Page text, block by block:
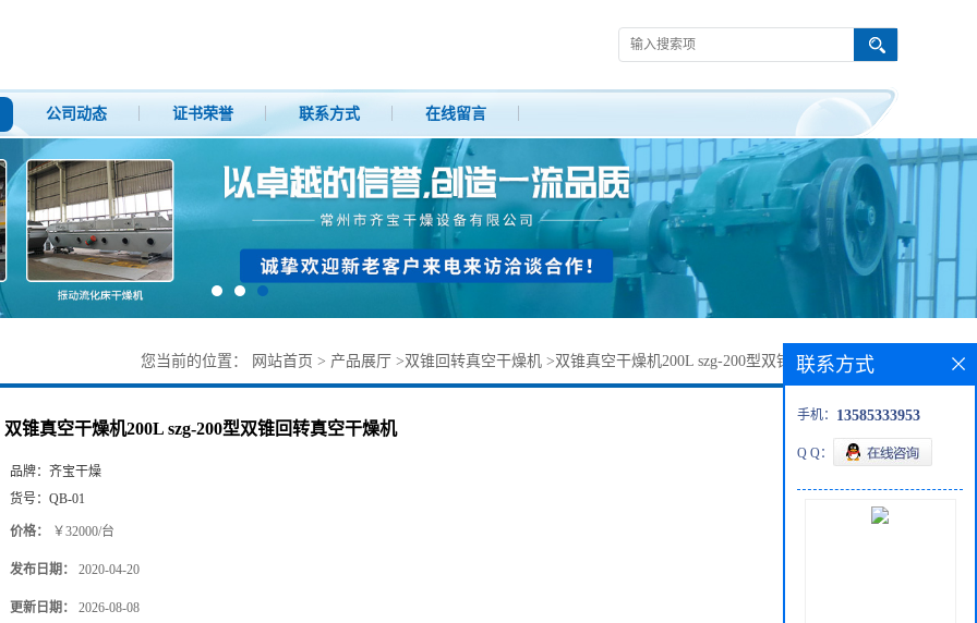
公司动态 证书荣誉 联系方式 在线留言
您当前的位置： 网站首页 > 产品展厅 >双锥回转真空干燥机 >双锥真空干燥机200L szg-200型双锥回转真空干燥机
双锥真空干燥机200L szg-200型双锥回转真空干燥机
品牌： 齐宝干燥
货号： QB-01
价格： ￥32000/台
发布日期： 2020-04-20
更新日期： 2026-08-08
联系方式
手机： 13585333953
Q Q：